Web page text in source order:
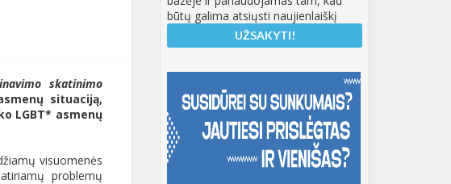
skatinimo
situaciją,
LGBT* asmenų
visuomenės
problemų
būtų galima atsiųsti naujienlaiškį